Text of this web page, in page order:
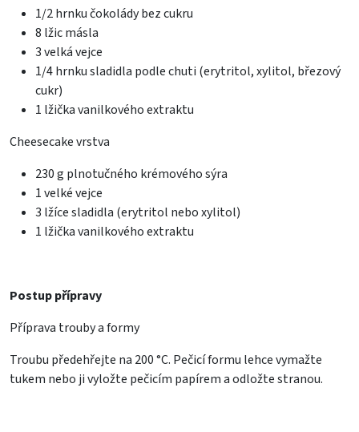
1/2 hrnku čokolády bez cukru
8 lžic másla
3 velká vejce
1/4 hrnku sladidla podle chuti (erytritol, xylitol, březový
cukr)
1 lžička vanilkového extraktu
Cheesecake vrstva
230 g plnotučného krémového sýra
1 velké vejce
3 lžíce sladidla (erytritol nebo xylitol)
1 lžička vanilkového extraktu
Postup přípravy
Příprava trouby a formy
Troubu předehřejte na 200 °C. Pečicí formu lehce vymažte
tukem nebo ji vyložte pečicím papírem a odložte stranou.